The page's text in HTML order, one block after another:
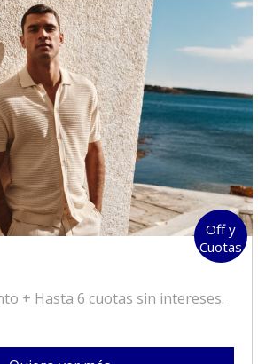
Off y
Cuotas
+ Hasta 6 cuotas sin intereses.